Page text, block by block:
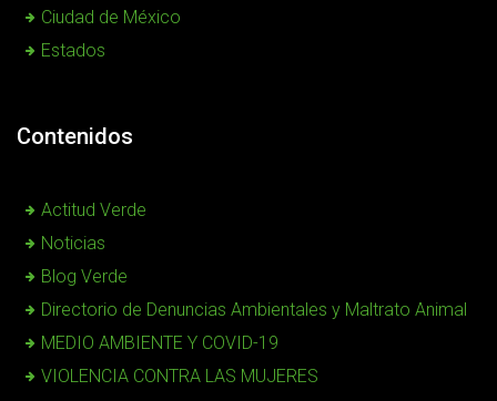
Ciudad de México
Estados
Contenidos
Actitud Verde
Noticias
Blog Verde
Directorio de Denuncias Ambientales y Maltrato Animal
MEDIO AMBIENTE Y COVID-19
VIOLENCIA CONTRA LAS MUJERES